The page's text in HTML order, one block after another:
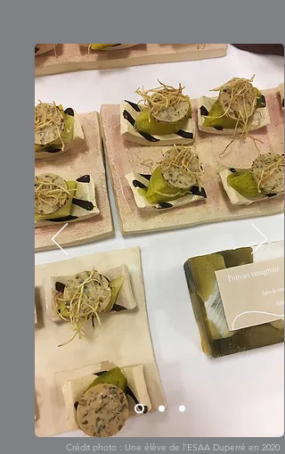
Crédit photo : Une élève de l'ESAA Duperré en 2020